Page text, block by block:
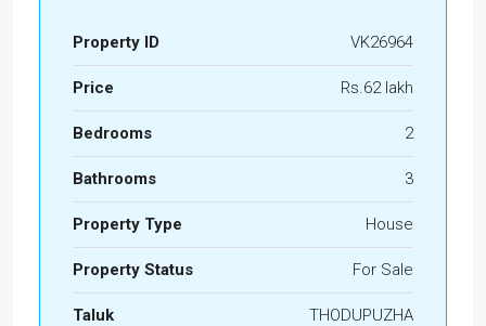
Property ID VK26964
Price Rs.62 lakh
Bedrooms 2
Bathrooms 3
Property Type House
Property Status For Sale
Taluk THODUPUZHA